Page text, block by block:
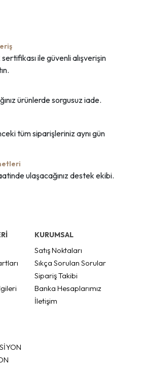
ile güvenli alışverişin
ürünlerde sorgusuz iade.
tüm siparişleriniz aynı gün
ulaşacağınız destek ekibi.
KURUMSAL
Satış Noktaları
Sıkça Sorulan Sorular
Sipariş Takibi
Banka Hesaplarımız
İletişim